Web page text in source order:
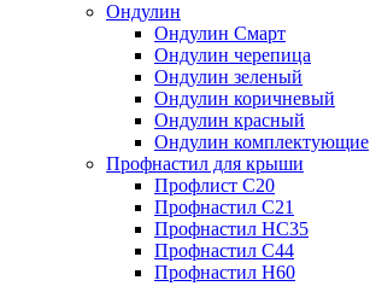
Ондулин
Ондулин Смарт
Ондулин черепица
Ондулин зеленый
Ондулин коричневый
Ондулин красный
Ондулин комплектующие
Профнастил для крыши
Профлист С20
Профнастил С21
Профнастил НС35
Профнастил С44
Профнастил Н60